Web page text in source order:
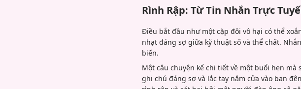
Rình Rập: Từ Tin Nhắn Trực
Điều bắt đầu như một cặp đôi vô hại có thể
nhạt đáng sợ giữa kỹ thuật số và thể chất.
biến.
Một câu chuyện kể chi tiết về một buổi hẹn
ghi chú đáng sợ và lắc tay nắm cửa vào ban